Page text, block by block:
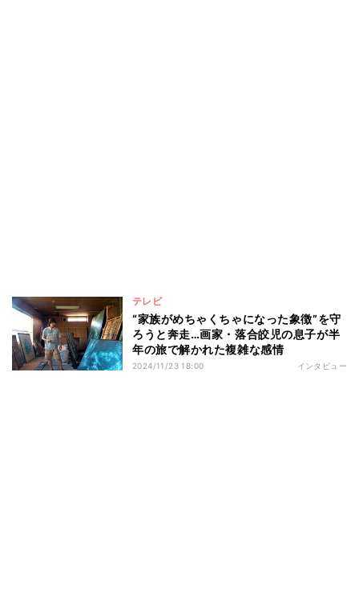
テレビ
“家族がめちゃくちゃになった象徴”を守
ろうと奔走…画家・落合皎児の息子が半
年の旅で解かれた複雑な感情
2024/11/23 18:00 インタビュー